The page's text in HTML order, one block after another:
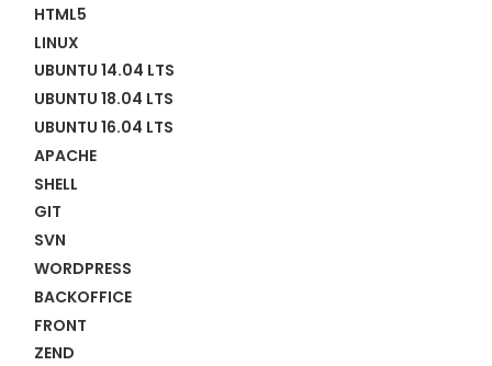
HTML5
LINUX
UBUNTU 14.04 LTS
UBUNTU 18.04 LTS
UBUNTU 16.04 LTS
APACHE
SHELL
GIT
SVN
WORDPRESS
BACKOFFICE
FRONT
ZEND